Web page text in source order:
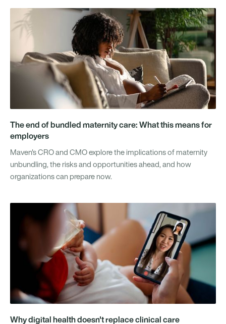
The end of bundled maternity care: What this means for
employers
Maven's CRO and CMO explore the implications of maternity
unbundling, the risks and opportunities ahead, and how
organizations can prepare now.
Why digital health doesn't replace clinical care